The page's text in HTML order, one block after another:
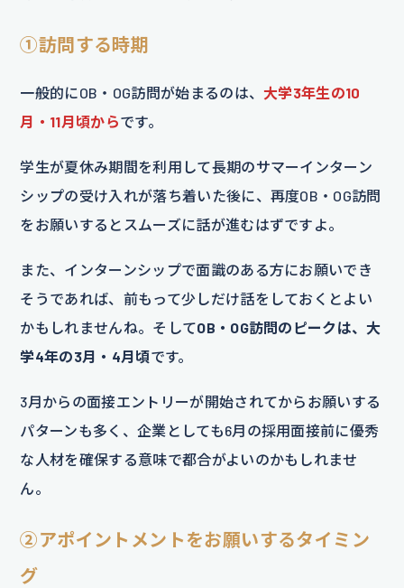
①訪問する時期
一般的にOB・OG訪問が始まるのは、 大学3年生の10
月・11月頃からです。
学生が夏休み期間を利用して長期のサマーインターン
シップの受け入れが落ち着いた後に、再度OB・OG訪問
をお願いするとスムーズに話が進むはずですよ。
また、インターンシップで面識のある方にお願いでき
そうであれば、前もって少しだけ話をしておくとよい
かもしれませんね。そしてOB・OG訪問のピークは、大
学4年の3月・4月頃です。
3月からの面接エントリーが開始されてからお願いする
パターンも多く、企業としても6月の採用面接前に優秀
な人材を確保する意味で都合がよいのかもしれませ
ん。
②アポイントメントをお願いするタイミン
グ